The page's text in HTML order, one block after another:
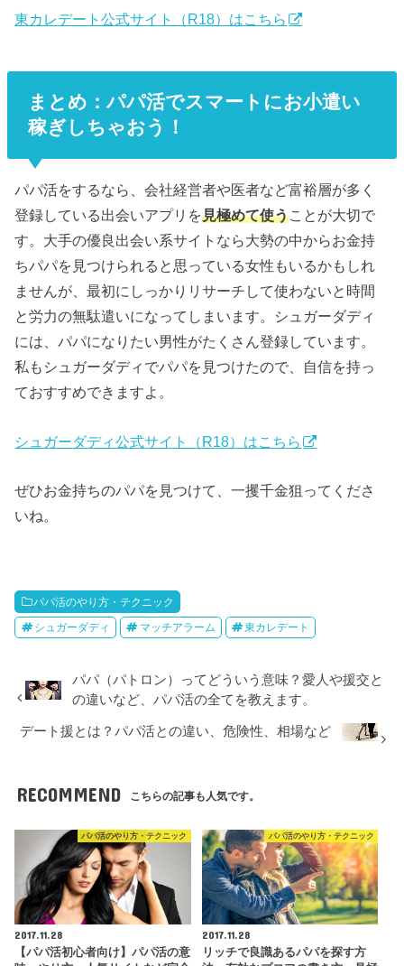
東カレデート公式サイト（R18）はこちら
まとめ：パパ活でスマートにお小遣い
稼ぎしちゃおう！
パパ活をするなら、会社経営者や医者など富裕層が多く
登録している出会いアプリを見極めて使うことが大切で
す。大手の優良出会い系サイトなら大勢の中からお金持
ちパパを見つけられると思っている女性もいるかもしれ
ませんが、最初にしっかりリサーチして使わないと時間
と労力の無駄遣いになってしまいます。シュガーダディ
には、パパになりたい男性がたくさん登録しています。
私もシュガーダディでパパを見つけたので、自信を持っ
ておすすめできますよ。
シュガーダディ公式サイト（R18）はこちら
ぜひお金持ちのパパを見つけて、一攫千金狙ってくださ
いね。
パパ活のやり方・テクニック
シュガーダディ マッチアラーム 東カレデート
パパ（パトロン）ってどういう意味？愛人や援交と
の違いなど、パパ活の全てを教えます。
デート援とは？パパ活との違い、危険性、相場など
RECOMMEND こちらの記事も人気です。
パパ活のやり方・テクニック
2017.11.28
【パパ活初心者向け】パパ活の意
パパ活のやり方・テクニック
2017.11.28
リッチで良識あるパパを探す方